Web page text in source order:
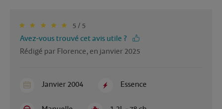
5 / 5
Avez-vous trouvé cet avis utile ?
Rédigé par Florence, en janvier 2025
Janvier 2004 Essence